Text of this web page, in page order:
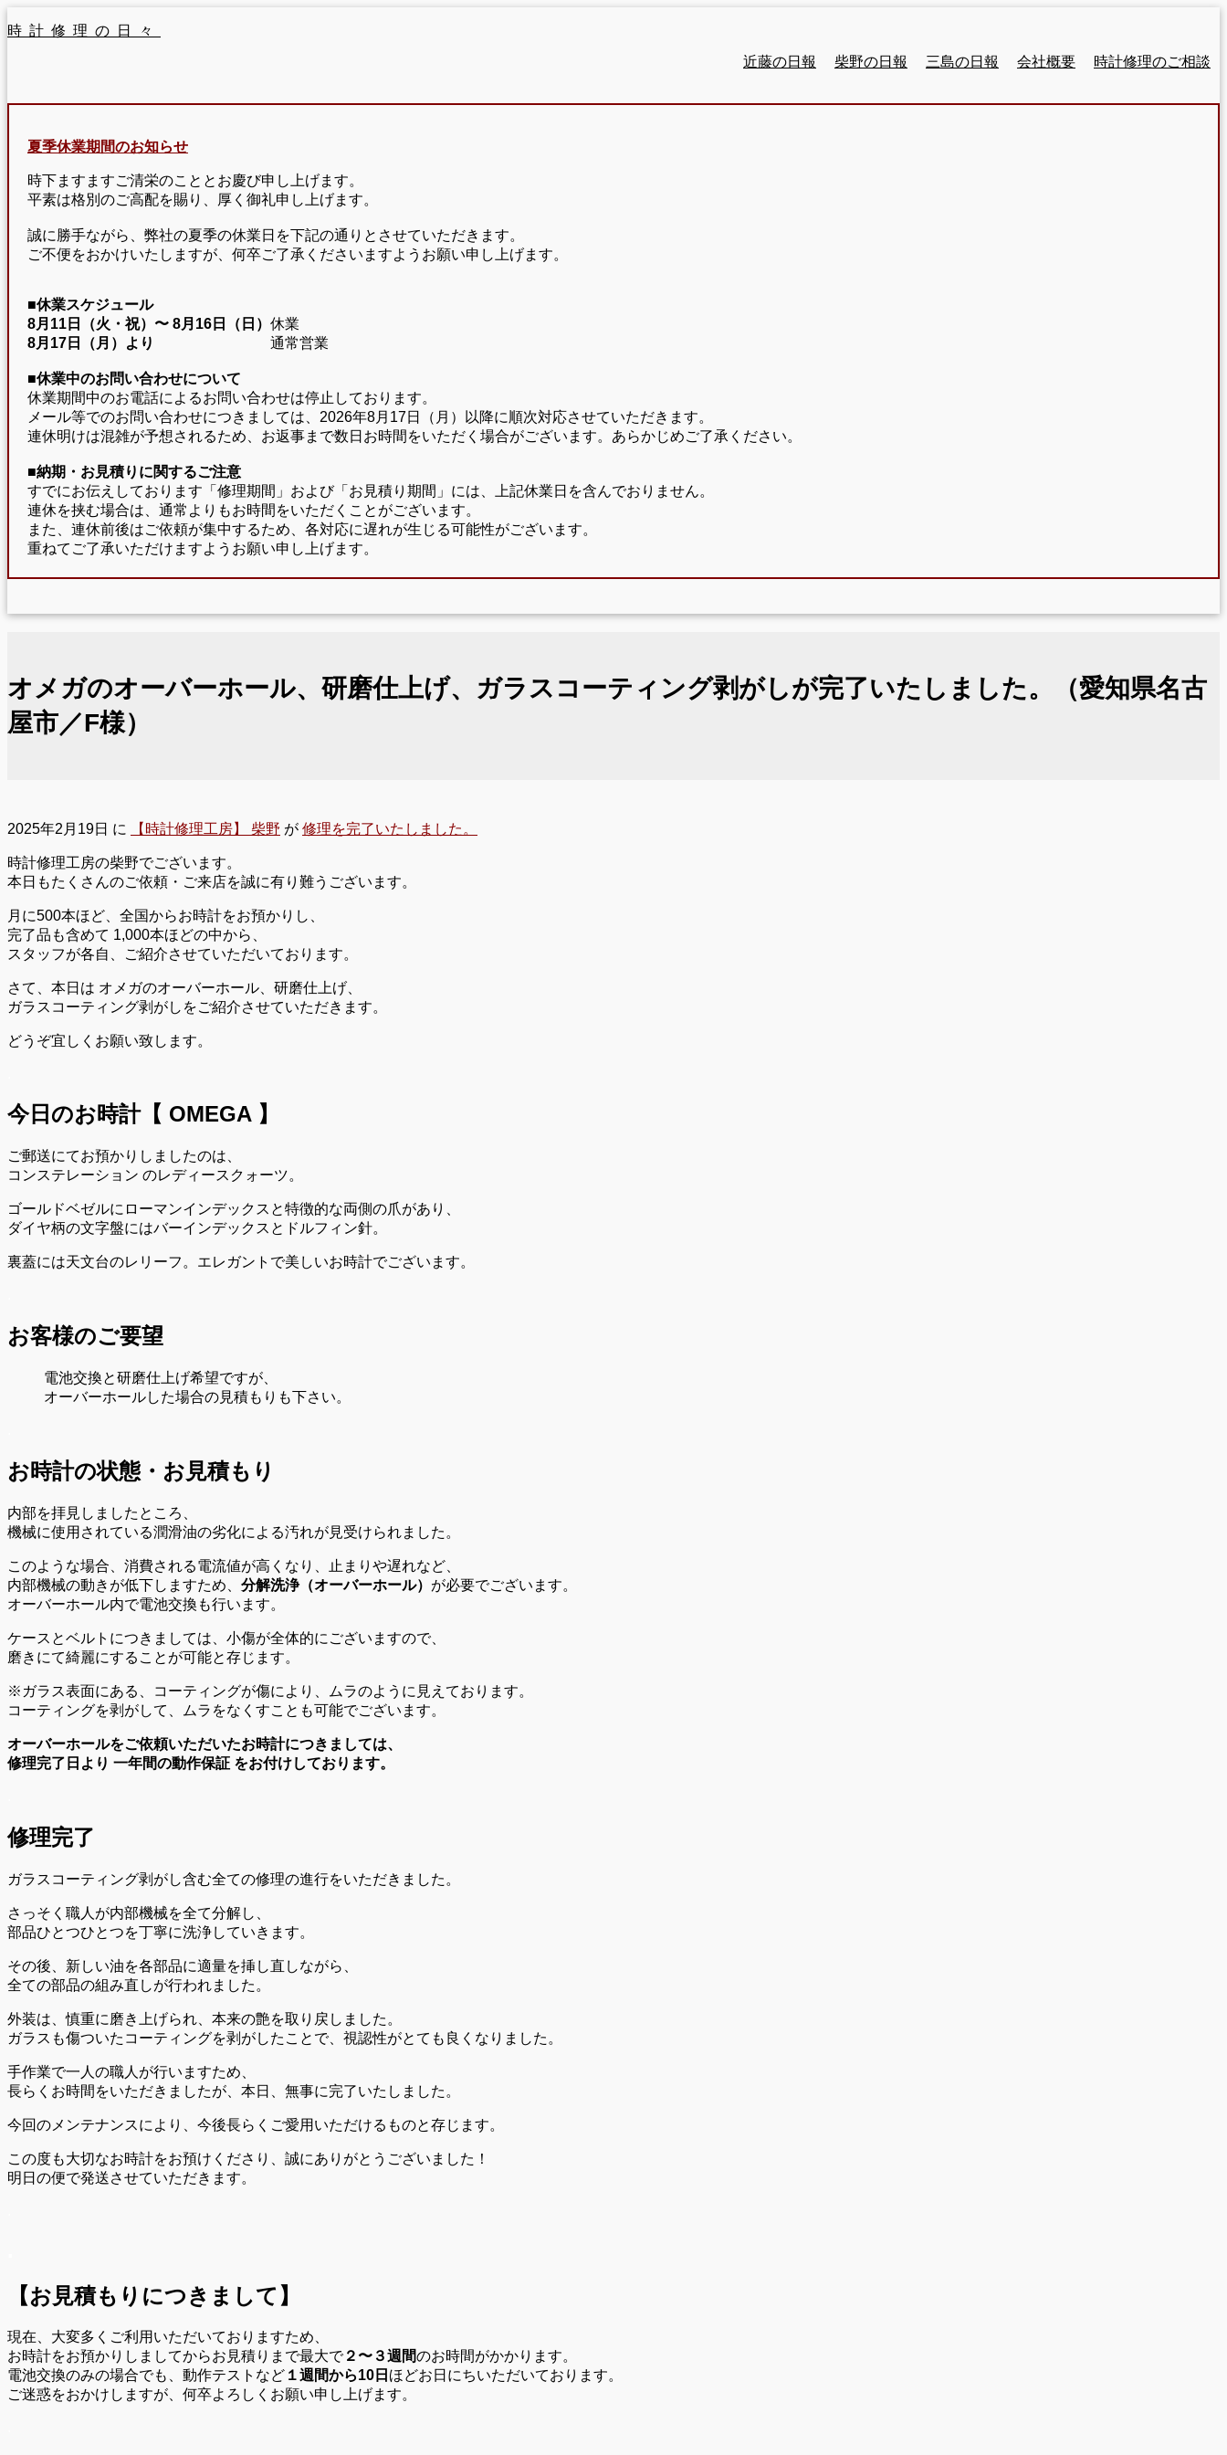
時計修理の日々
近藤の日報
柴野の日報 三島の日報 会社概要 時計修理のご相談
夏季休業期間のお知らせ
時下ますますご清栄のこととお慶び申し上げます。
平素は格別のご高配を賜り、厚く御礼申し上げます。
誠に勝手ながら、弊社の夏季の休業日を下記の通りとさせていただきます。
ご不便をおかけいたしますが、何卒ご了承くださいますようお願い申し上げます。
■休業スケジュール
8月11日（火・祝）〜 8月16日（日） 休業
8月17日（月）より
通常営業
■休業中のお問い合わせについて
休業期間中のお電話によるお問い合わせは停止しております。
メール等でのお問い合わせにつきましては、2026年8月17日（月）以降に順次対応させていただきます。
連休明けは混雑が予想されるため、お返事まで数日お時間をいただく場合がございます。あらかじめご了承ください。
■納期・お見積りに関するご注意
すでにお伝えしております「修理期間」および「お見積り期間」には、上記休業日を含んでおりません。
連休を挟む場合は、通常よりもお時間をいただくことがございます。
また、連休前後はご依頼が集中するため、各対応に遅れが生じる可能性がございます。
重ねてご了承いただけますようお願い申し上げます。
オメガのオーバーホール、研磨仕上げ、ガラスコーティング剥がしが完了いたしました。（愛知県名古
屋市／F様）
2025年2月19日 に 【時計修理工房】 柴野 が 修理を完了いたしました。
時計修理工房の柴野でございます。
本日もたくさんのご依頼・ご来店を誠に有り難うございます。
月に500本ほど、全国からお時計をお預かりし、
完了品も含めて 1,000本ほどの中から、
スタッフが各自、ご紹介させていただいております。
さて、本日は オメガのオーバーホール、研磨仕上げ、
ガラスコーティング剥がしをご紹介させていただきます。
どうぞ宜しくお願い致します。
今日のお時計【 OMEGA 】
ご郵送にてお預かりしましたのは、
コンステレーション のレディースクォーツ。
ゴールドベゼルにローマンインデックスと特徴的な両側の爪があり、
ダイヤ柄の文字盤にはバーインデックスとドルフィン針。
裏蓋には天文台のレリーフ。エレガントで美しいお時計でございます。
お客様のご要望
電池交換と研磨仕上げ希望ですが、
オーバーホールした場合の見積もりも下さい。
お時計の状態・お見積もり
内部を拝見しましたところ、
機械に使用されている潤滑油の劣化による汚れが見受けられました。
このような場合、消費される電流値が高くなり、止まりや遅れなど、
内部機械の動きが低下しますため、 分解洗浄（オーバーホール） が必要でございます。
オーバーホール内で電池交換も行います。
ケースとベルトにつきましては、小傷が全体的にございますので、
磨きにて綺麗にすることが可能と存じます。
※ガラス表面にある、コーティングが傷により、ムラのように見えております。
コーティングを剥がして、ムラをなくすことも可能でございます。
オーバーホールをご依頼いただいたお時計につきましては、
修理完了日より 一年間の動作保証 をお付けしております。
修理完了
ガラスコーティング剥がし含む全ての修理の進行をいただきました。
さっそく職人が内部機械を全て分解し、
部品ひとつひとつを丁寧に洗浄していきます。
その後、新しい油を各部品に適量を挿し直しながら、
全ての部品の組み直しが行われました。
外装は、慎重に磨き上げられ、本来の艶を取り戻しました。
ガラスも傷ついたコーティングを剥がしたことで、視認性がとても良くなりました。
手作業で一人の職人が行いますため、
長らくお時間をいただきましたが、本日、無事に完了いたしました。
今回のメンテナンスにより、今後長らくご愛用いただけるものと存じます。
この度も大切なお時計をお預けくださり、誠にありがとうございました！
明日の便で発送させていただきます。
【お見積もりにつきまして】
現在、大変多くご利用いただいておりますため、
お時計をお預かりしましてからお見積りまで最大で２〜３週間のお時間がかかります。
電池交換のみの場合でも、動作テストなど １週間から10日 ほどお日にちいただいております。
ご迷惑をおかけしますが、何卒よろしくお願い申し上げます。